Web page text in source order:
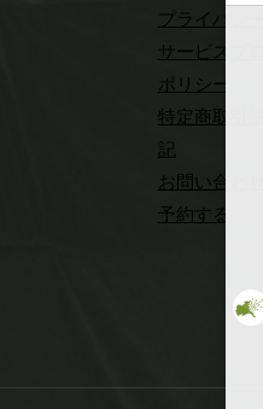
プライバシ
サービスプ
ポリシー
特定商取引
記
お問い合わせ
予約する